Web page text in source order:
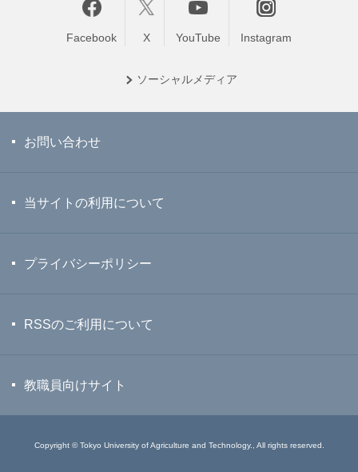
Facebook X YouTube Instagram
ソーシャル メディア
お問い合わせ
当サイトの利用について
プライバシーポリシー
RSSのご利用について
教職員向けサイト
Copyright © Tokyo University of Agriculture and Technology., All rights reserved.